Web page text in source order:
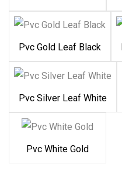
Pvc Gold Leaf Black
Pvc Silver Leaf White
Pvc White Gold